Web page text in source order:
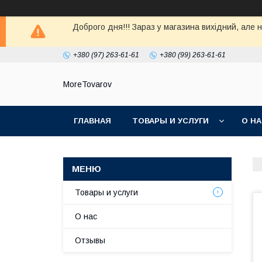
Доброго дня!!! Зараз у магазина вихiдний, але
+380 (97) 263-61-61 +380 (99) 263-61-61
MoreTovarov
ГЛАВНАЯ ТОВАРЫ И УСЛУГИ О
Товары и услуги
О нас
Отзывы